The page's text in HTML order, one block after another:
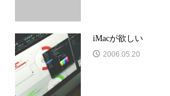
iMacが欲しい
2006.05.20